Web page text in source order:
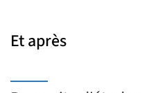
Et après